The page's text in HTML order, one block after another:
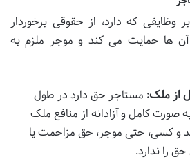
وظایفی که دارد، از حقوقی برخوردار
ها حمایت می کند و موجر ملزم به
از ملک: مستاجر حق دارد در طول
صورت کامل و آزادانه از منافع ملک
و کسی، حتی موجر، حق مزاحمت یا
را ندارد.